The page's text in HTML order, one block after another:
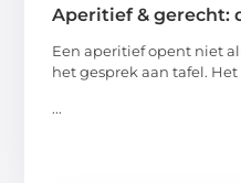
Aperitief & gerecht:
Een aperitief opent niet
het gesprek aan tafel. Het
...